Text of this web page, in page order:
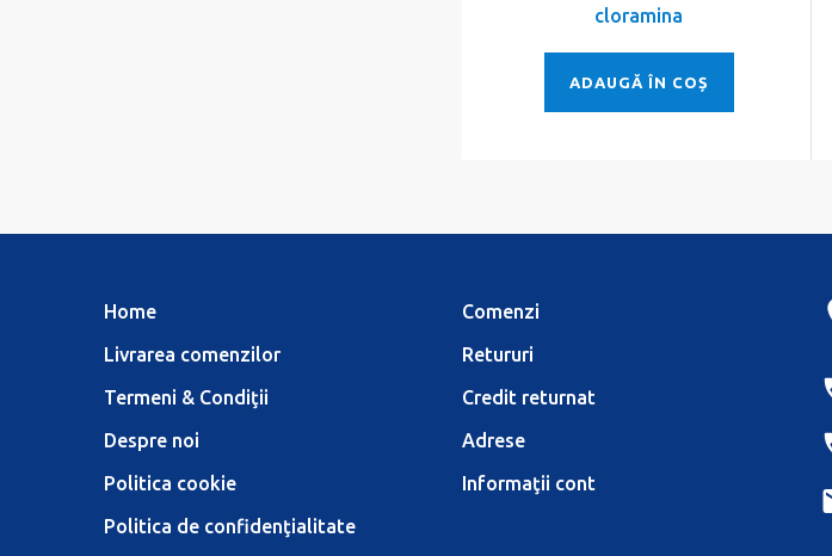
cloramina
ADAUGĂ ÎN COȘ
Home
Livrarea comenzilor
Termeni & Condiţii
Despre noi
Politica cookie
Politica de confidenţialitate
Comenzi
Retururi
Credit returnat
Adrese
Informaţii cont